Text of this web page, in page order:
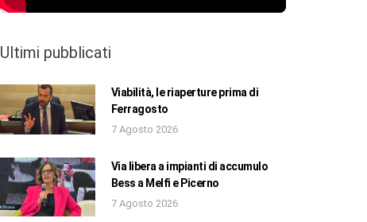
Ultimi pubblicati
Viabilità, le riaperture prima di
Ferragosto
7 Agosto 2026
Via libera a impianti di accumulo
Bess a Melfi e Picerno
7 Agosto 2026